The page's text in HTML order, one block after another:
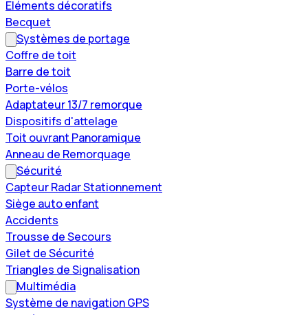
Eléments décoratifs
Becquet
Systèmes de portage
Coffre de toit
Barre de toit
Porte-vélos
Adaptateur 13/7 remorque
Dispositifs d'attelage
Toit ouvrant Panoramique
Anneau de Remorquage
Sécurité
Capteur Radar Stationnement
Siège auto enfant
Accidents
Trousse de Secours
Gilet de Sécurité
Triangles de Signalisation
Multimédia
Système de navigation GPS